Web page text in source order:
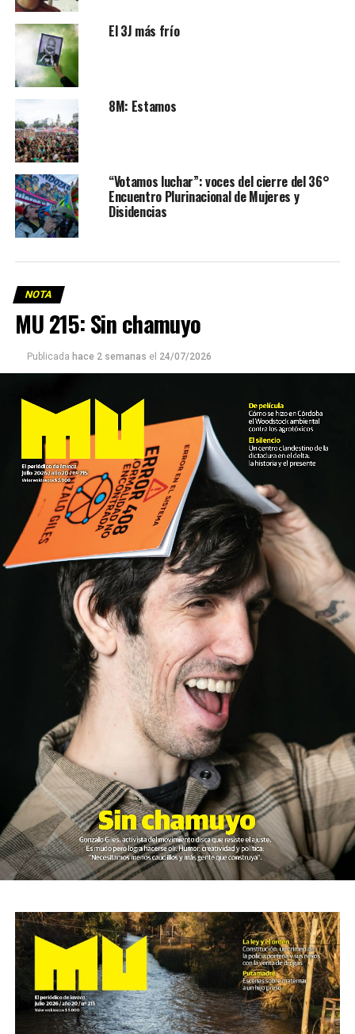
El 3J más frío
8M: Estamos
“Votamos luchar”: voces del cierre del 36°
Encuentro Plurinacional de Mujeres y
Disidencias
NOTA
MU 215: Sin chamuyo
Publicada hace 2 semanas el 24/07/2026